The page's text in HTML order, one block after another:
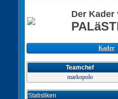
Der Kader
Kader
Teamchef
markopolo
Statistiken